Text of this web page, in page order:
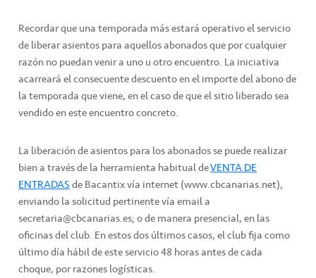
Recordar que una temporada más estará operativo el servicio
de liberar asientos para aquellos abonados que por cualquier
razón no puedan venir a uno u otro encuentro. La iniciativa
acarreará el consecuente descuento en el importe del abono de
la temporada que viene, en el caso de que el sitio liberado sea
vendido en este encuentro concreto.
La liberación de asientos para los abonados se puede realizar
bien a través de la herramienta habitual deVENTA DE
ENTRADASde Bacantix vía internet (www.cbcanarias.net),
enviando la solicitud pertinente vía email a
secretaria@cbcanarias.es; o de manera presencial, en las
oficinas del club. En estos dos últimos casos, el club fija como
último día hábil de este servicio 48 horas antes de cada
choque, por razones logísticas.